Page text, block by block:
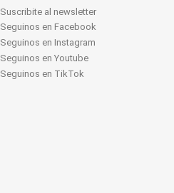
Suscribite al newsletter
Seguinos en Facebook
Seguinos en Instagram
Seguinos en Youtube
Seguinos en TikTok